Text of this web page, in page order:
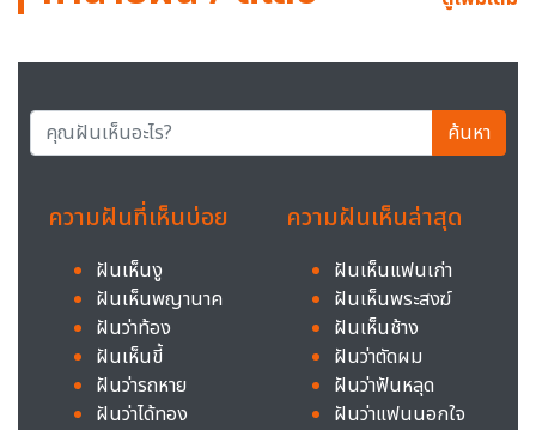
ค้นหา
ความฝันที่เห็นบ่อย
ฝันเห็นงู
ฝันเห็นพญานาค
ฝันว่าท้อง
ฝันเห็นขี้
ฝันว่ารถหาย
ฝันว่าได้ทอง
ความฝันเห็นล่าสุด
ฝันเห็นแฟนเก่า
ฝันเห็นพระสงฆ์
ฝันเห็นช้าง
ฝันว่าตัดผม
ฝันว่าฟันหลุด
ฝันว่าแฟนนอกใจ